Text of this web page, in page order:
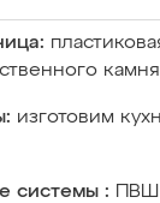
изготовим
системы :